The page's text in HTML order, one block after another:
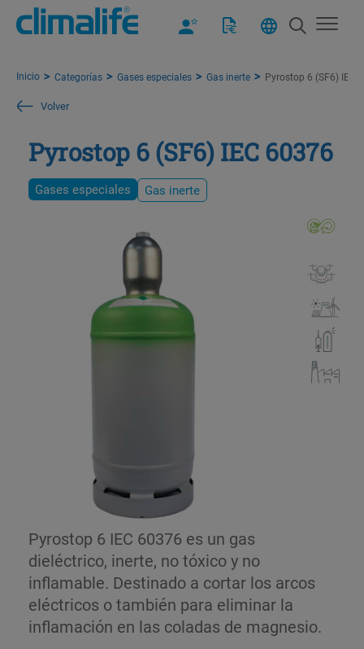
Inicio Categorías Gases especiales Gas inerte Pyrostop 6 (SF6) IEC
Volver
Pyrostop 6 (SF6) IEC 60376
Gases especiales Gas inerte
Pyrostop 6 IEC 60376 es un gas
dieléctrico, inerte, no tóxico y no
inflamable. Destinado a cortar los arcos
eléctricos o también para eliminar la
inflamación en las coladas de magnesio.